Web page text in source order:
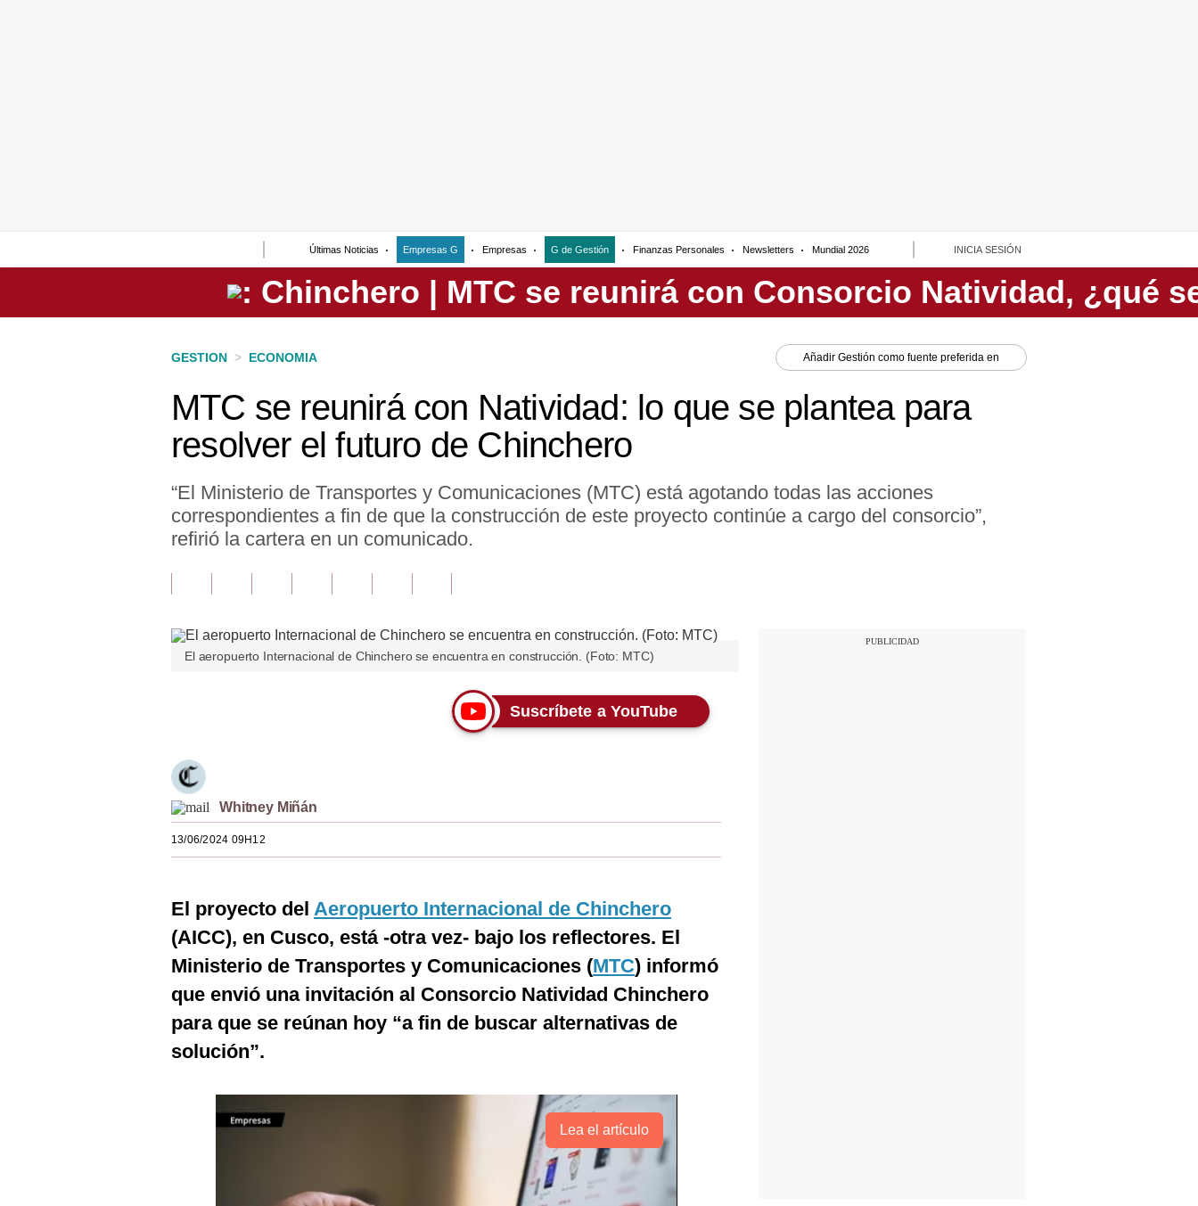
Últimas Noticias Empresas G Empresas G de Gestión Finanzas Personales Newsletters Mundial 2026 INICIA SESIÓN
Perú
GESTION > ECONOMIA Añadir Gestión como fuente preferida en
MTC se reunirá con Natividad: lo que se plantea para
resolver el futuro de Chinchero
“El Ministerio de Transportes y Comunicaciones (MTC) está agotando todas las acciones
correspondientes a fin de que la construcción de este proyecto continúe a cargo del consorcio”,
refirió la cartera en un comunicado.
El aeropuerto Internacional de Chinchero se encuentra en construcción. (Foto: MTC)
Suscríbete a YouTube
Whitney Miñán
13/06/2024 09H12
El proyecto del Aeropuerto Internacional de Chinchero
(AICC), en Cusco, está -otra vez- bajo los reflectores. El
Ministerio de Transportes y Comunicaciones (MTC) informó
que envió una invitación al Consorcio Natividad Chinchero
para que se reúnan hoy “a fin de buscar alternativas de
solución”.
Lea el artículo